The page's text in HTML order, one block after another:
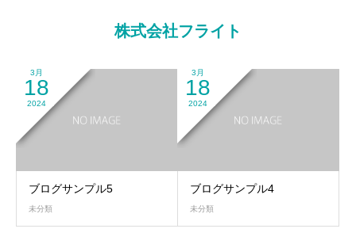
株式会社フライト
3月
18
2024
ブログサンプル5
未分類
3月
18
2024
ブログサンプル4
未分類